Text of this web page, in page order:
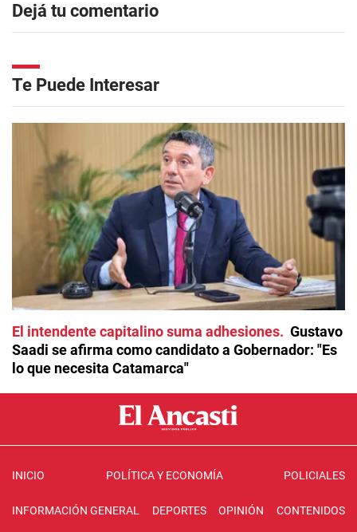
Dejá tu comentario
Te Puede Interesar
El intendente capitalino suma adhesiones
Gustavo
Saadi se afirma como candidato a Gobernador: "Es
lo que necesita Catamarca"
INICIO POLÍTICA Y ECONOMÍA POLICIALES
INFORMACIÓN GENERAL DEPORTES OPINIÓN CONTENIDOS